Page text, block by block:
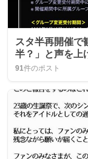
スタ半再開催で
半？」と声を上
91件のポスト